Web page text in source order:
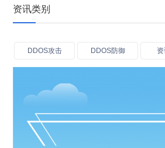
资讯类别
DDOS攻击 DDOS防御